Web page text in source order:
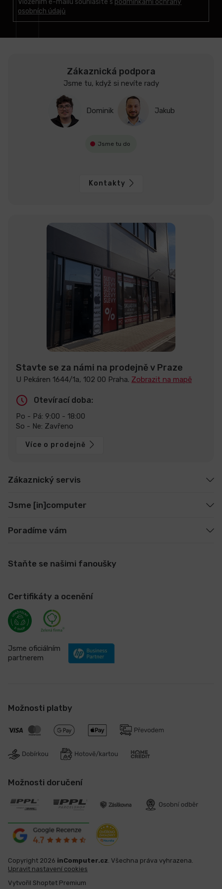
osobních údajů
Zákaznická podpora
Jsme tu, když si nevíte rady
Dominik Jakub
Jsme tu do
Kontakty
Stavte se za námi na prodejně v Praze
U Pekáren 1644/1a, 102 00 Praha. Zobrazit na mapě
Otevírací doba:
Po - Pá: 9:00 - 18:00
So - Ne: Zavřeno
Více o prodejně
Zákaznický servis
Jsme [in]computer
Poradíme vám
Staňte se našimi fanoušky
Certifikáty a ocenění
Jsme oficiálním
partnerem
Možnosti platby
Možnosti doručení
Vytvořil Shoptet Premium
Copyright 2026 inComputer.cz . Všechna práva vyhrazena.
Upravit nastavení cookies